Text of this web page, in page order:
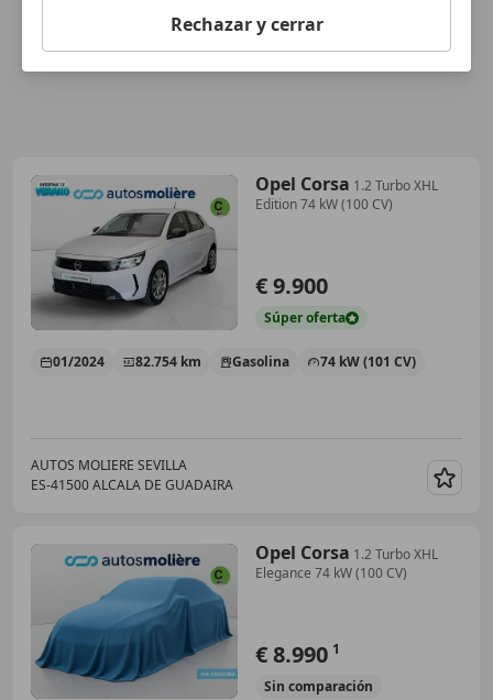
Opel Corsa 1.2 Turbo XHL
Edition 74 kW (100 CV)
€ 9.900
Súperoferta
01/2024 82.754 km Gasolina 74 kW (101 CV)
AUTOS MOLIERE SEVILLA
ES-41500 ALCALA DE GUADAIRA
Opel Corsa 1.2 Turbo XHL
Elegance 74 kW (100 CV)
€ 8.990 1
Sin comparación
Rechazar y cerrar